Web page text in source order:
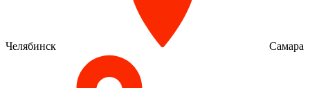
Челябинск Самара